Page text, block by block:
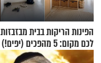
הפינות הריקות בבית מבזבזות
לכם מקום: 5 מהפכים (יפים!)
שאפשר לעשות כבר היום